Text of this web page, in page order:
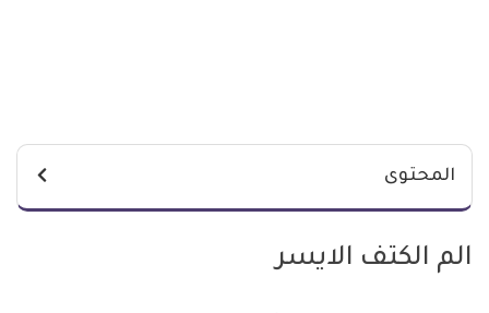
المحتوى
الم الكتف الايسر